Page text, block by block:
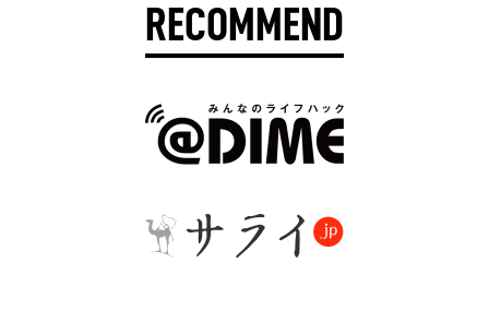
RECOMMEND